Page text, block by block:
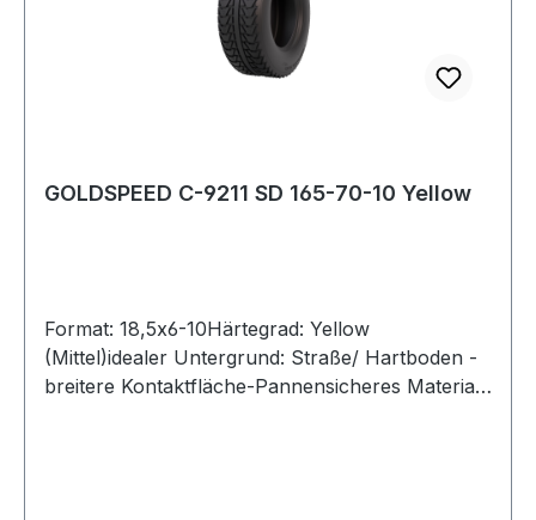
GOLDSPEED C-9211 SD 165-70-10 Yellow
Format: 18,5x6-10Härtegrad: Yellow
(Mittel)idealer Untergrund: Straße/ Hartboden -
breitere Kontaktfläche-Pannensicheres Material